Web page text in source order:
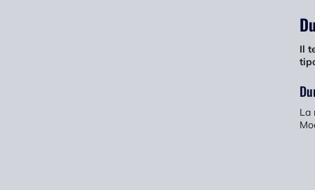
Il
La